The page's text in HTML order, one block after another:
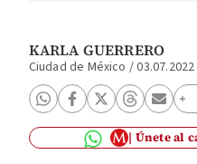
KARLA GUERRERO
Ciudad de México /
Únete al